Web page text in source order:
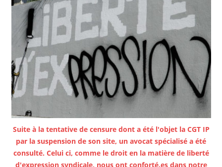
Suite à la tentative de censure dont a été l'objet la CGT IP
par la suspension de son site, un avocat spécialisé a été
consulté. Celui ci, comme le droit en la matière de liberté
d'expression syndicale, nous ont conforté.es dans notre